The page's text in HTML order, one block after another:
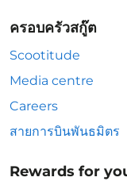
ครอบครัวสกู๊ต
Scootitude
Media centre
Careers
สายการบินพันธมิตร
Rewards for